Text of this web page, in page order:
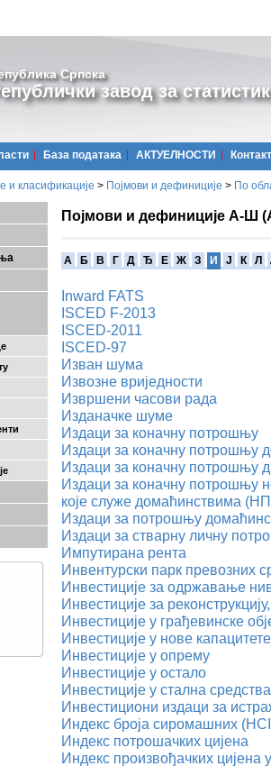
Српска
завод за
Базa података АКТУЕЛНОСТИ Контакт
и класификације > Појмови и дефиниције > По
Појмови и дефиниције А-Ш
A Б В Г Д Ђ Е Ж З И Ј К Л
Inward FATS
ISCED F-2013
ISCED-2011
ISCED-97
Изван шума
Извозне вриједности
Извршени часови рада
Изданачке шуме
Издаци за коначну потрошњу
Издаци за коначну потрошњу
Издаци за коначну потрошњу
Издаци за коначну потрошњу
које служе домаћинствима
Издаци за потрошњу
Издаци за стварну личну
Импутирана рента
Инвентурски парк превозних
Инвестиције за одржавање
Инвестиције за
Инвестиције у грађевинске
Инвестиције у нове капацитете
Инвестиције у опрему
Инвестиције у остало
Инвестиције у стална средства
Инвестициони издаци за
Индекс броја сиромашних
Индекс потрошачких цијена
Индекс произвођачких цијена